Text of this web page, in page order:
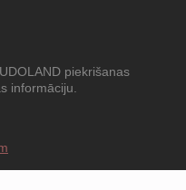
piekrišanas
informāciju.